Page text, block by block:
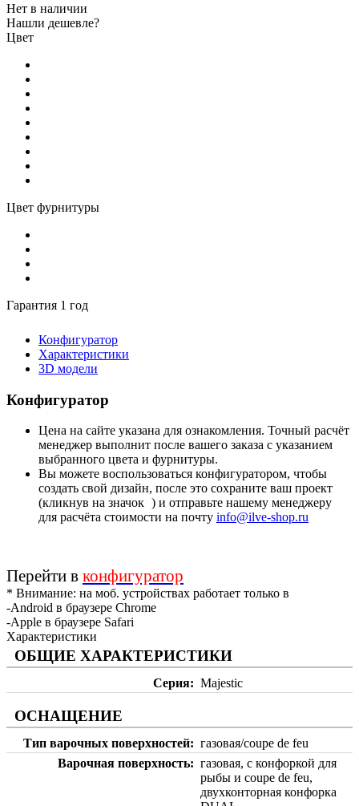
Нет в наличии
Нашли дешевле?
Цвет
Цвет фурнитуры
Гарантия 1 год
Конфигуратор
Характеристики
3D модели
Конфигуратор
Цена на сайте указана для ознакомления. Точный расчёт
менеджер выполнит после вашего заказа с указанием
выбранного цвета и фурнитуры.
Вы можете воспользоваться конфигуратором, чтобы
создать свой дизайн, после это сохраните ваш проект
(кликнув на значок ) и отправьте нашему менеджеру
для расчёта стоимости на почту info@ilve-shop.ru
Перейти в конфигуратор
* Внимание: на моб. устройствах работает только в
-Android в браузере Chrome
-Apple в браузере Safari
Характеристики
ОБЩИЕ ХАРАКТЕРИСТИКИ
Серия Majestic
ОСНАЩЕНИЕ
Тип варочных поверхностей
газовая/coupe de feu
Варочная поверхность
газовая, с конфоркой для
рыбы и coupe de feu,
двухконторная конфорка